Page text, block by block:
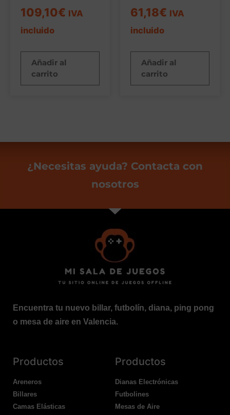
109,10€ IVA
incluido
Añadir al
carrito
61,18€ IVA
incluido
Añadir al
carrito
¿Necesitas ayuda? Contacta con
nosotros
Encuentra tu nuevo billar, futbolín, diana, ping pong
o mesa de aire en Valencia.
Productos
Areneros
Billares
Camas Elásticas
Productos
Dianas Electrónicas
Futbolines
Mesas de Aire